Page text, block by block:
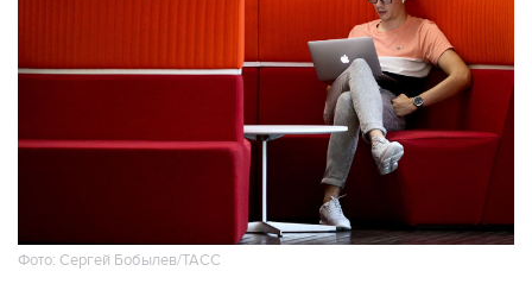
Фото: Сергей Бобылев/ТАСС